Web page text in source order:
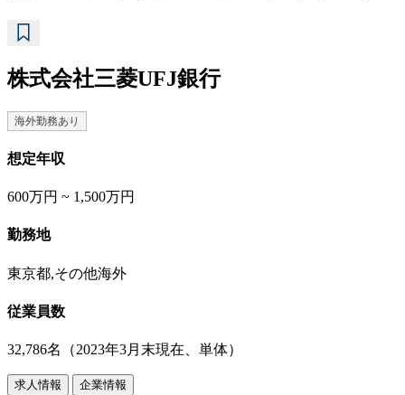
株式会社三菱UFJ銀行
海外勤務あり
想定年収
600万円 ~ 1,500万円
勤務地
東京都,その他海外
従業員数
32,786名（2023年3月末現在、単体）
求人情報 企業情報